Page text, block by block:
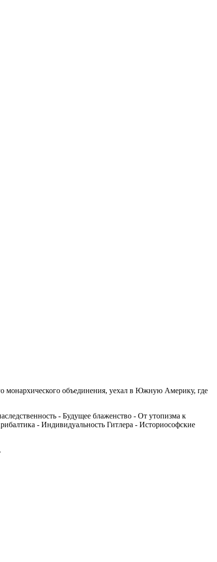
монархического объединения, уехал в Южную Америку, где
- Будущее блаженство - От утопизма к
- Индивидуальность Гитлера - Историософские